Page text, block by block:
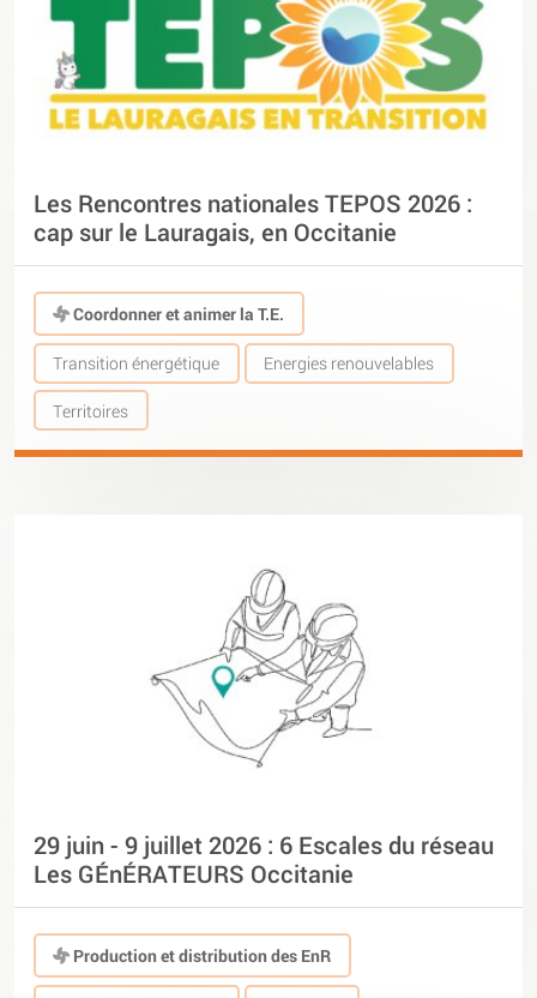
Les Rencontres nationales TEPOS 2026 :
cap sur le Lauragais, en Occitanie
Coordonner et animer la T.E.
Transition énergétique Energies renouvelables
Territoires
29 juin - 9 juillet 2026 : 6 Escales du réseau
Les GÉnÉRATEURS Occitanie
Production et distribution des EnR